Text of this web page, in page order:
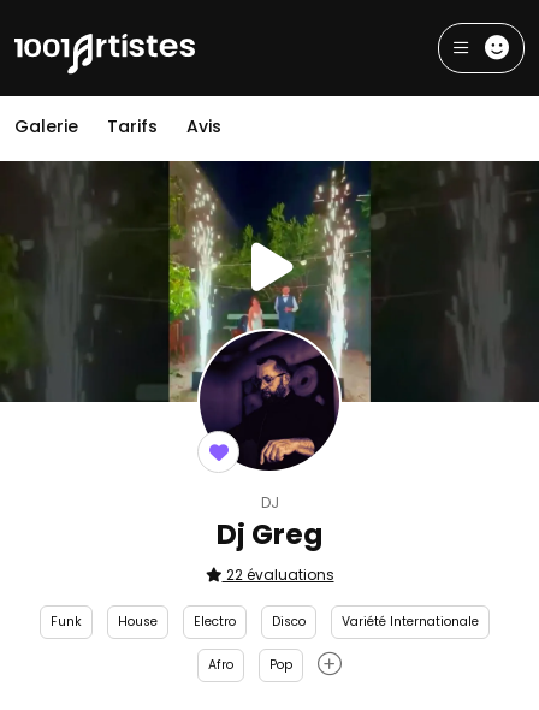
Galerie Tarifs Avis
DJ
Dj Greg
22 évaluations
Funk House Electro Disco Variété Internationale
Afro Pop